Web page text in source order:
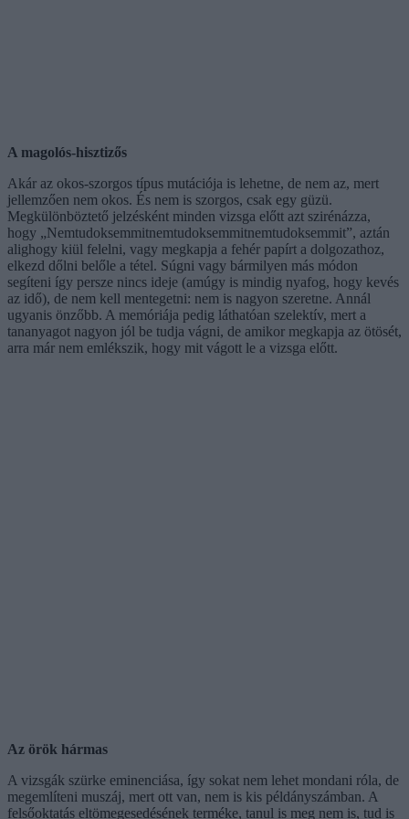
A magolós-hisztizős
Akár az okos-szorgos típus mutációja is lehetne, de nem az, mert
jellemzően nem okos. És nem is szorgos, csak egy güzü.
Megkülönböztető jelzésként minden vizsga előtt azt szirénázza,
hogy „Nemtudoksemmitnemtudoksemmitnemtudoksemmit”, aztán
alighogy kiül felelni, vagy megkapja a fehér papírt a dolgozathoz,
elkezd dőlni belőle a tétel. Súgni vagy bármilyen más módon
segíteni így persze nincs ideje (amúgy is mindig nyafog, hogy kevés
az idő), de nem kell mentegetni: nem is nagyon szeretne. Annál
ugyanis önzőbb. A memóriája pedig láthatóan szelektív, mert a
tananyagot nagyon jól be tudja vágni, de amikor megkapja az ötösét,
arra már nem emlékszik, hogy mit vágott le a vizsga előtt.
Az örök hármas
A vizsgák szürke eminenciása, így sokat nem lehet mondani róla, de
megemlíteni muszáj, mert ott van, nem is kis példányszámban. A
felsőoktatás eltömegesedésének terméke, tanul is meg nem is, tud is